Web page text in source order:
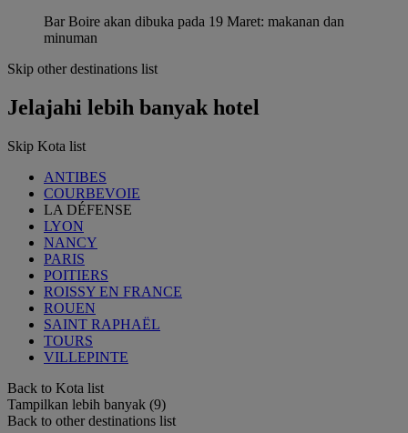
Bar Boire akan dibuka pada 19 Maret: makanan dan
minuman
Skip other destinations list
Jelajahi lebih banyak hotel
Skip Kota list
ANTIBES
COURBEVOIE
LA DÉFENSE
LYON
NANCY
PARIS
POITIERS
ROISSY EN FRANCE
ROUEN
SAINT RAPHAËL
TOURS
VILLEPINTE
Back to Kota list
Tampilkan lebih banyak (9)
Back to other destinations list